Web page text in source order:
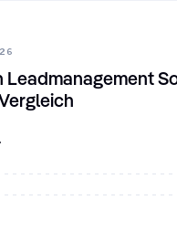
Leadmanagement